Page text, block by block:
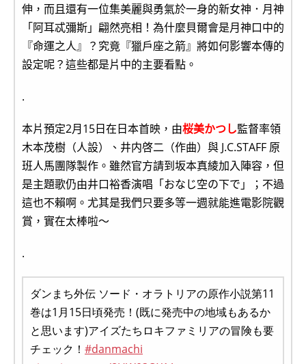
伸，而且還有一位集美麗與勇氣於一身的新女神．月神
「阿耳忒彌斯」翩然亮相！為什麼貝爾會是月神口中的
『命運之人』？究竟『獵戶座之箭』將如何影響本傳的
設定呢？這些都是片中的主要看點。
.
本片預定2月15日在日本首映，由桜美かつし監督率領
木本茂樹（人設）、井内啓二（作曲）與 J.C.STAFF 原
班人馬團隊製作。雖然官方請到坂本真綾加入陣容，但
是主題歌仍由井口裕香演唱「おなじ空の下で」；不過
這也不賴啊。尤其是我們只要多等一週就能進電影院觀
賞，實在太棒啦～
.
ダンまち外伝 ソード・オラトリアの原作小説第11
巻は1月15日頃発売！(既に発売中の地域もあるか
と思います)アイズたちロキファミリアの冒険も要
チェック！ #danmachi